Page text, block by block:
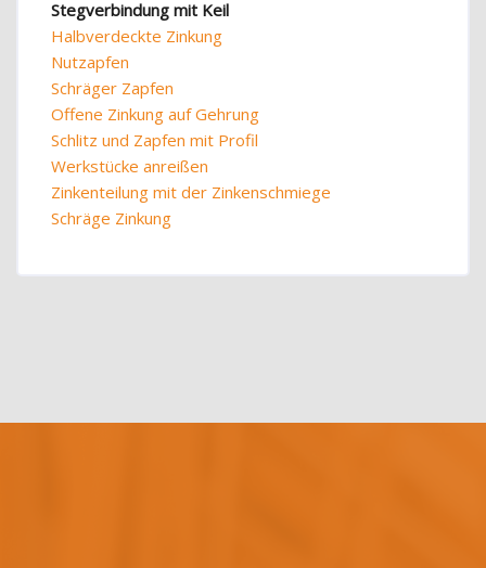
Stegverbindung mit Keil
Halbverdeckte Zinkung
Nutzapfen
Schräger Zapfen
Offene Zinkung auf Gehrung
Schlitz und Zapfen mit Profil
Werkstücke anreißen
Zinkenteilung mit der Zinkenschmiege
Schräge Zinkung